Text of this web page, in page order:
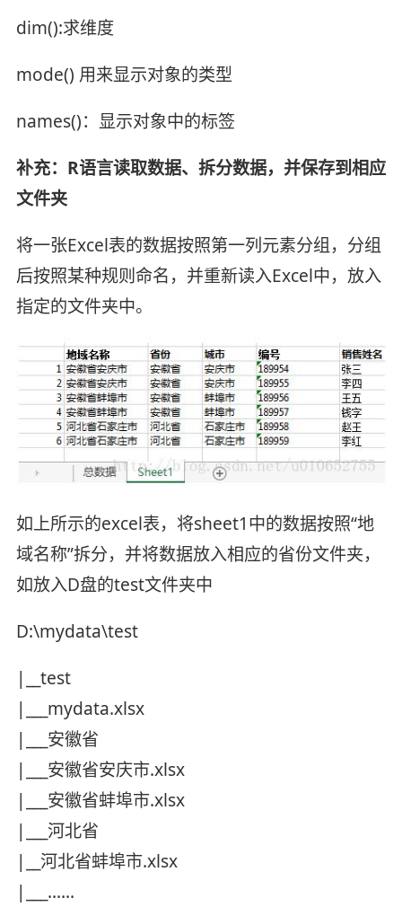
dim():求维度
mode() 用来显示对象的类型
names()：显示对象中的标签
补充：R语言读取数据、拆分数据，并保存到相应
文件夹
将一张Excel表的数据按照第一列元素分组，分组
后按照某种规则命名，并重新读入Excel中，放入
指定的文件夹中。
如上所示的excel表，将sheet1中的数据按照“地
域名称”拆分，并将数据放入相应的省份文件夹，
如放入D盘的test文件夹中
D:\mydata\test
|__test
|___mydata.xlsx
|___安徽省
|___安徽省安庆市.xlsx
|___安徽省蚌埠市.xlsx
|___河北省
|__河北省蚌埠市.xlsx
|___……